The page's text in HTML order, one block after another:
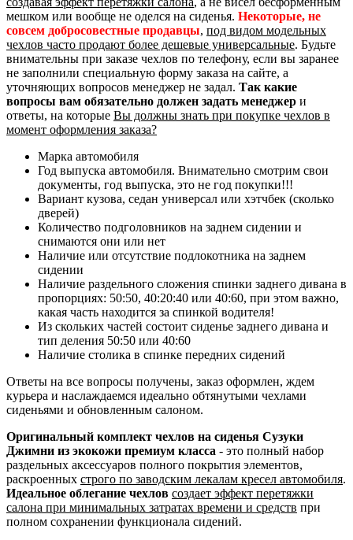
мешком или вообще не оделся на сиденья. Некоторые, не
совсем добросовестные продавцы, под видом модельных
чехлов часто продают более дешевые универсальные. Будьте
внимательны при заказе чехлов по телефону, если вы заранее
не заполнили специальную форму заказа на сайте, а
уточняющих вопросов менеджер не задал. Так какие
вопросы вам обязательно должен задать менеджер и
ответы, на которые Вы должны знать при покупке чехлов в
момент оформления заказа?
Марка автомобиля
Год выпуска автомобиля. Внимательно смотрим свои
документы, год выпуска, это не год покупки!!!
Вариант кузова, седан универсал или хэтчбек (сколько
дверей)
Количество подголовников на заднем сидении и
снимаются они или нет
Наличие или отсутствие подлокотника на заднем
сидении
Наличие раздельного сложения спинки заднего дивана в
пропорциях: 50:50, 40:20:40 или 40:60, при этом важно,
какая часть находится за спинкой водителя!
Из скольких частей состоит сиденье заднего дивана и
тип деления 50:50 или 40:60
Наличие столика в спинке передних сидений
Ответы на все вопросы получены, заказ оформлен, ждем
курьера и наслаждаемся идеально обтянутыми чехлами
сиденьями и обновленным салоном.
Оригинальный комплект чехлов на сиденья Сузуки
Джимни из экокожи премиум класса - это полный набор
раздельных аксессуаров полного покрытия элементов,
раскроенных строго по заводским лекалам кресел автомобиля.
Идеальное облегание чехлов создает эффект перетяжки
салона при минимальных затратах времени и средств при
полном сохранении функционала сидений.